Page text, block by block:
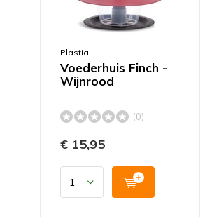
Plastia
Voederhuis Finch -
Wijnrood
(0)
€ 15,95